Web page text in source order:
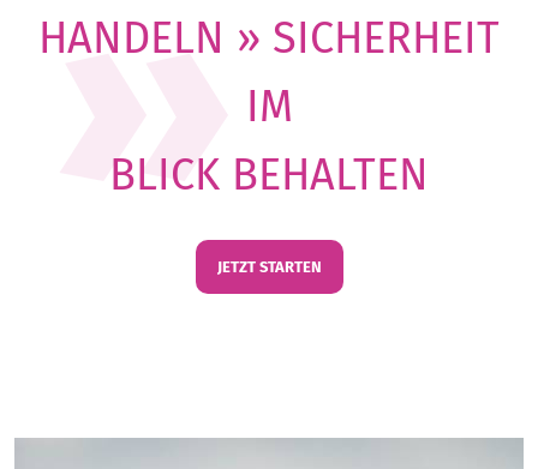
HANDELN » SICHERHEIT
IM
BLICK BEHALTEN
JETZT STARTEN